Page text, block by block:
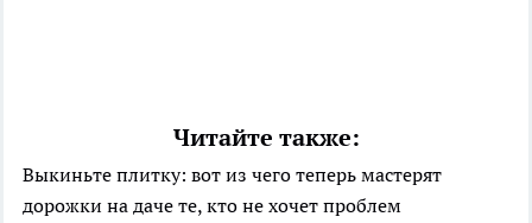
Читайте также:
Выкиньте плитку: вот из чего теперь мастерят
дорожки на даче те, кто не хочет проблем